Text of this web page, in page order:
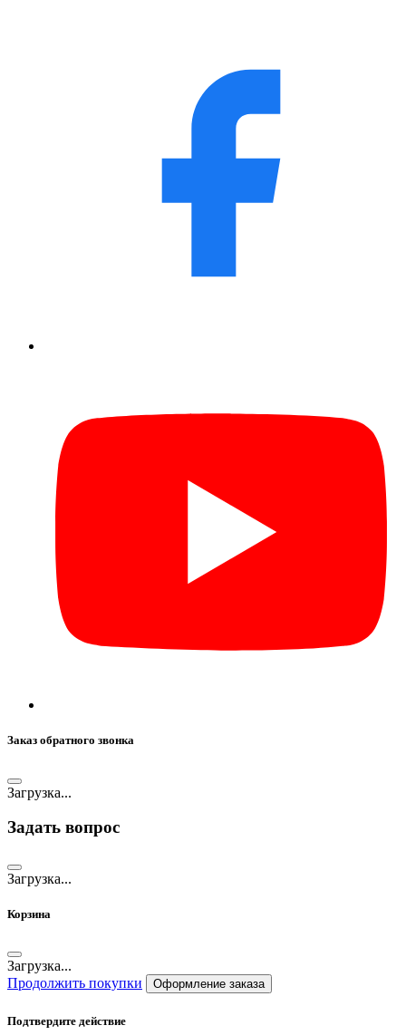
Заказ обратного звонка
Загрузка...
Задать вопрос
Загрузка...
Корзина
Загрузка...
Продолжить покупки
Оформление заказа
Подтвердите действие